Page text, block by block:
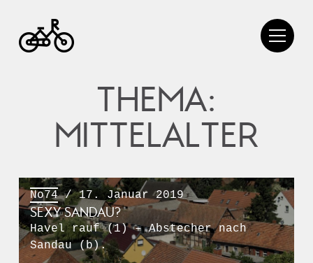
THEMA:
MITTELALTER
No74/ 17. Januar 2019
SEXY SANDAU?
Havel rauf (1) – Abstecher nach
Sandau (b).